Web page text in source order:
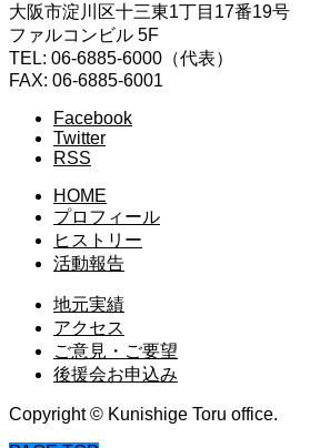
大阪市淀川区十三東1丁目17番19号
ファルコンビル 5F
TEL: 06-6885-6000（代表）
FAX: 06-6885-6001
Facebook
Twitter
RSS
HOME
プロフィール
ヒストリー
活動報告
地元実績
アクセス
ご意見・ご要望
後援会お申込み
Copyright © Kunishige Toru office.